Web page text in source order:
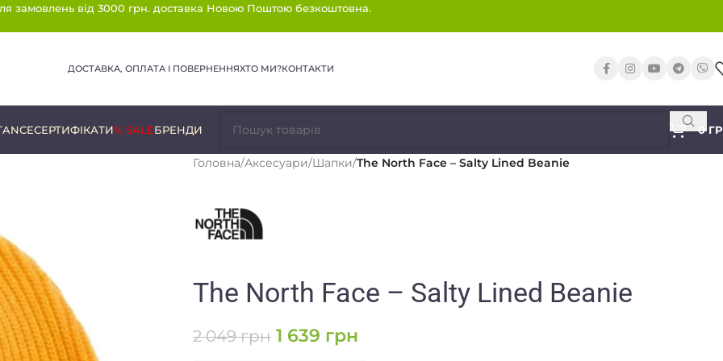
замовлень від 3000 грн. доставка Новою Поштою безкоштовна.
ДОСТАВКА, ОПЛАТА І ПОВЕРНЕННЯХТО МИ?КОНТАКТИ
СЕРТИФІКАТИ% SALEБРЕНДИ 0
Головна/Аксесуари/Шапки/The North Face – Salty Lined Beanie
The North Face – Salty Lined Beanie
2 049грн 1 639 грн